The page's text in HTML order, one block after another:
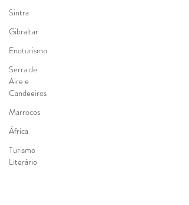
Sintra
Gibraltar
Enoturismo
Serra de
Aire e
Candeeiros
Marrocos
África
Turismo
Literário